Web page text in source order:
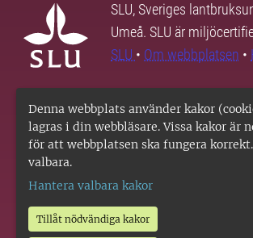
Denna webbplats använder kakor
lagras i din webbläsare. Vissa kakor är
för att webbplatsen ska fungera
valbara.
Hantera valbara kakor
Tillåt nödvändiga kakor
SLU, Sveriges
Umeå. SLU är
SLU • Om webbplatsen •